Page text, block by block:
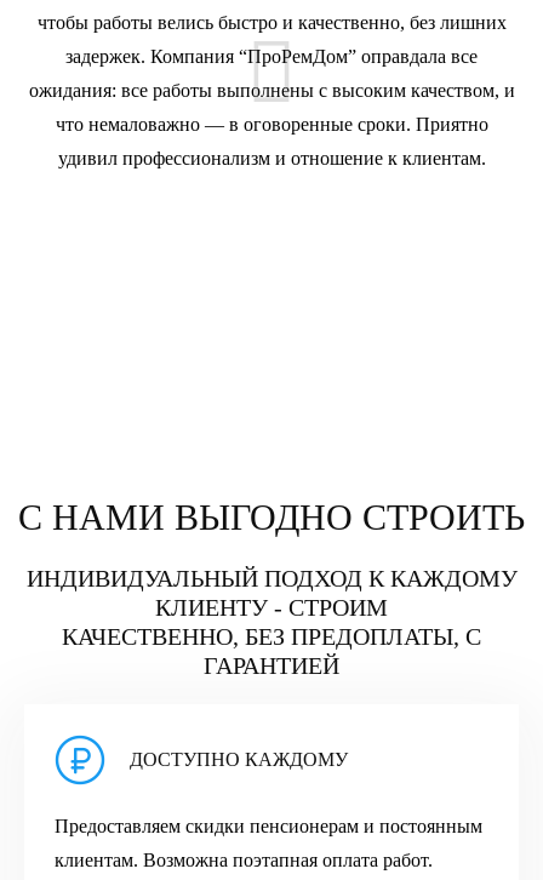
чтобы работы велись быстро и качественно, без лишних
задержек. Компания “ПроРемДом” оправдала все
ожидания: все работы выполнены с высоким качеством, и
что немаловажно — в оговоренные сроки. Приятно
удивил профессионализм и отношение к клиентам.
С НАМИ ВЫГОДНО СТРОИТЬ
ИНДИВИДУАЛЬНЫЙ ПОДХОД К КАЖДОМУ
КЛИЕНТУ - СТРОИМ
КАЧЕСТВЕННО, БЕЗ ПРЕДОПЛАТЫ, С
ГАРАНТИЕЙ
ДОСТУПНО КАЖДОМУ
Предоставляем скидки пенсионерам и постоянным
клиентам. Возможна поэтапная оплата работ.